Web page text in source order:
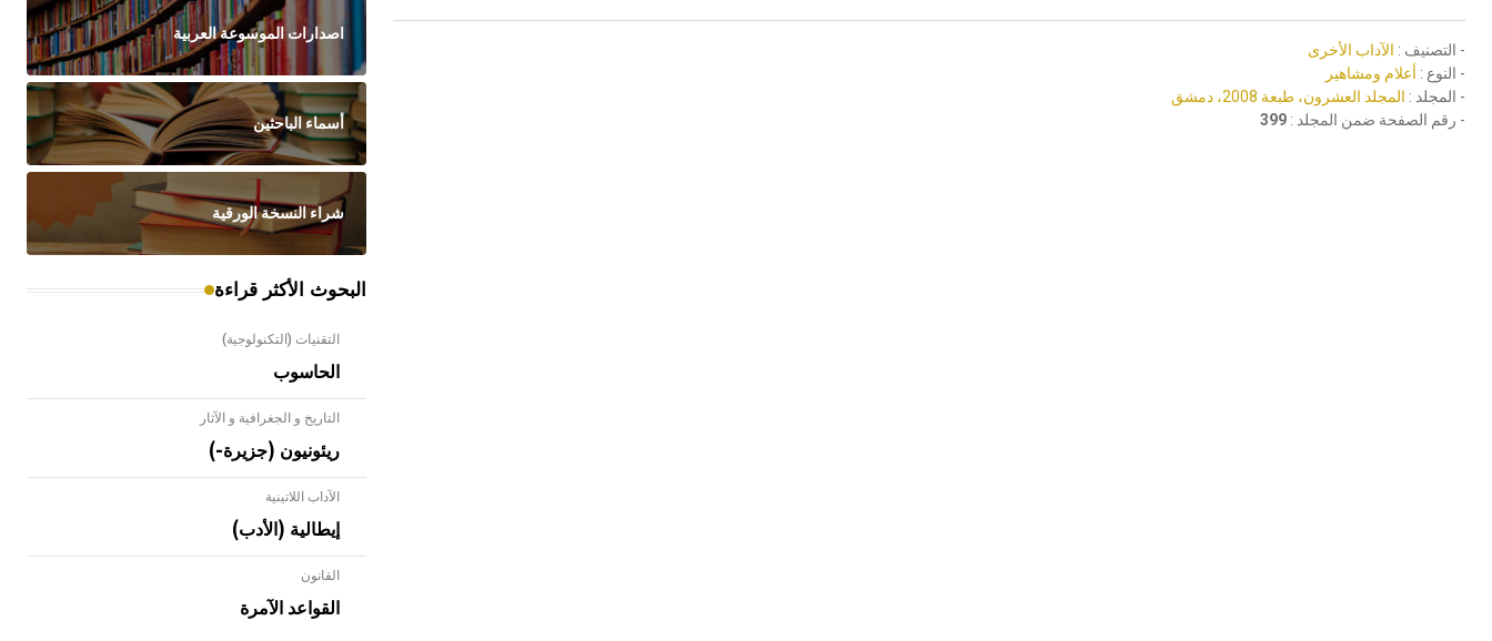
- التصنيف : الآداب الأخرى
- النوع : أعلام ومشاهير
- المجلد : المجلد العشرون، طبعة 2008، دمشق
- رقم الصفحة ضمن المجلد : 399
اصدارات الموسوعة العربية
أسماء الباحثين
شراء النسخة الورقية
البحوث الأكثر قراءة
التقنيات (التكنولوجية)
الحاسوب
التاريخ و الجغرافية و الآثار
ريئونيون (جزيرة-)
الآداب اللاتينية
إيطالية (الأدب)
القانون
القواعد الآمرة
- هل تعلم أن الأبلق نوع من الفنون
الهندسية التي ارتبطت بالعمارة الإسلامية
في بلاد الشام ومصر خاصة، حيث يحرص